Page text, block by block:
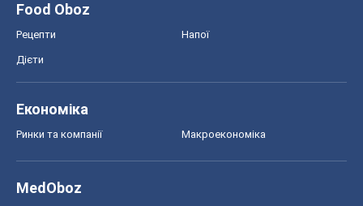
Food Oboz
Рецепти Напої
Дієти
Економіка
Ринки та компанії Макроекономіка
MedOboz